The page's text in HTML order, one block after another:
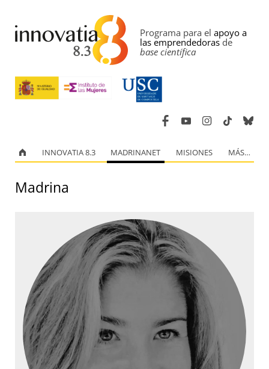
Programa para elapoyo a
las emprendedorasde
base científica
INNOVATIA 8.3 MADRINANET MISIONES MÁS…
Madrina